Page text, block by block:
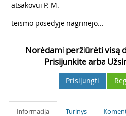
atsakovui P. M.
teismo posėdyje nagrinėjo...
Norėdami peržiūrėti visą
Prisijunkite arba
Prisijungti
Informacija Turinys